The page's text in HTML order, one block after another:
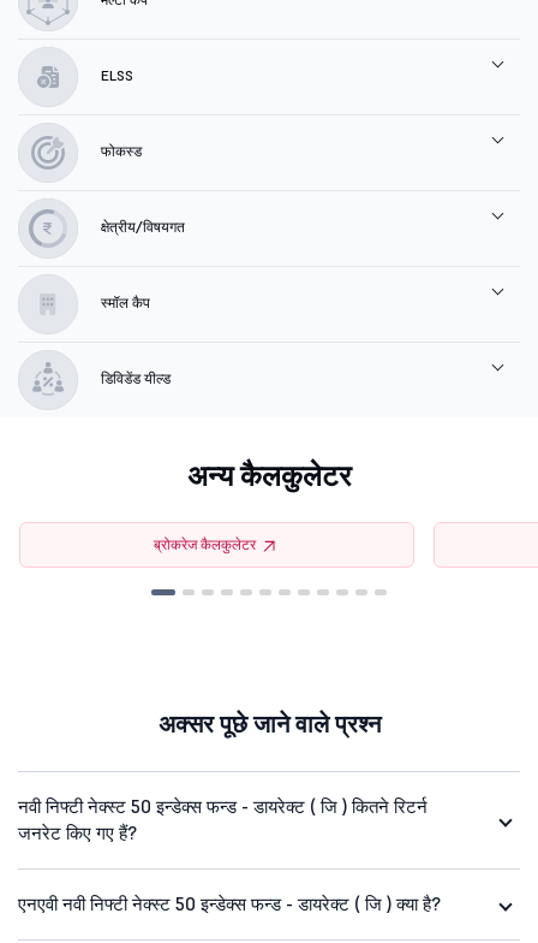
ELSS
फोकस्ड
क्षेत्रीय/विषयगत
स्मॉल कैप
डिविडेंड यील्ड
अन्य कैलकुलेटर
ब्रोकरेज कैलकुलेटर
अक्सर पूछे जाने वाले प्रश्न
नवी निफ्टी नेक्स्ट 50 इन्डेक्स फन्ड - डायरेक्ट ( जि ) कितने रिटर्न
जनरेट किए गए हैं?
एनएवी नवी निफ्टी नेक्स्ट 50 इन्डेक्स फन्ड - डायरेक्ट ( जि ) क्या है?